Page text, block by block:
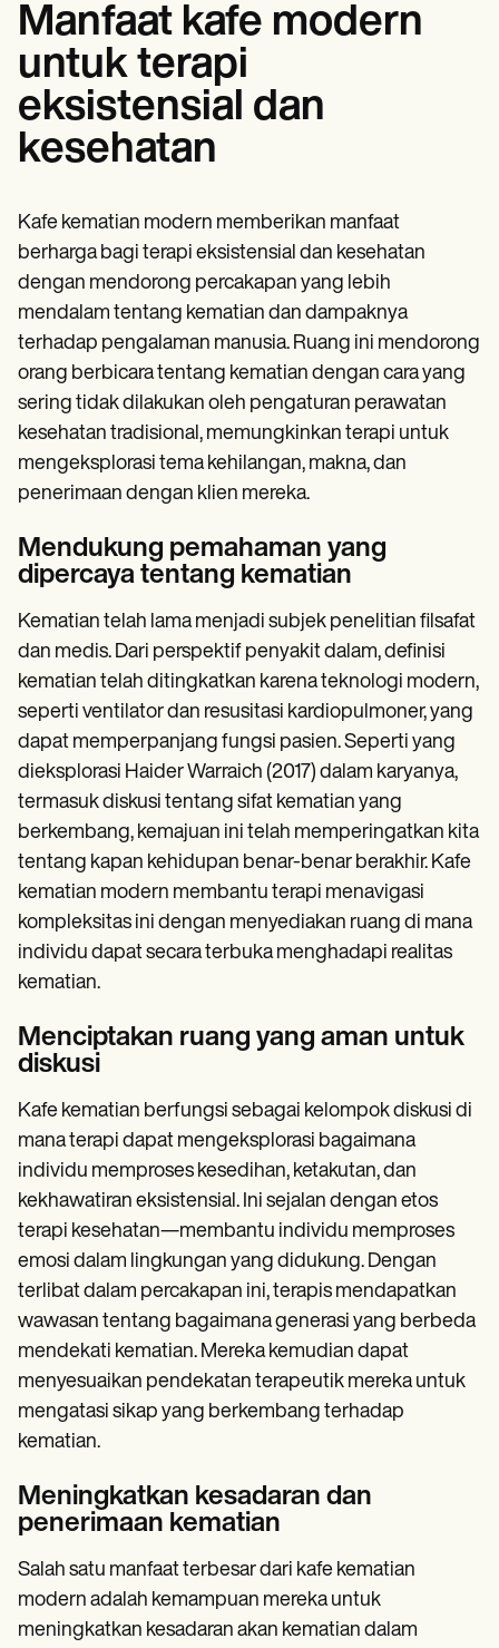
Manfaat kafe modern
untuk terapi
eksistensial dan
kesehatan
Kafe kematian modern memberikan manfaat
berharga bagi terapi eksistensial dan kesehatan
dengan mendorong percakapan yang lebih
mendalam tentang kematian dan dampaknya
terhadap pengalaman manusia. Ruang ini mendorong
orang berbicara tentang kematian dengan cara yang
sering tidak dilakukan oleh pengaturan perawatan
kesehatan tradisional, memungkinkan terapi untuk
mengeksplorasi tema kehilangan, makna, dan
penerimaan dengan klien mereka.
Mendukung pemahaman yang
dipercaya tentang kematian
Kematian telah lama menjadi subjek penelitian filsafat
dan medis. Dari perspektif penyakit dalam, definisi
kematian telah ditingkatkan karena teknologi modern,
seperti ventilator dan resusitasi kardiopulmoner, yang
dapat memperpanjang fungsi pasien. Seperti yang
dieksplorasi Haider Warraich (2017) dalam karyanya,
termasuk diskusi tentang sifat kematian yang
berkembang, kemajuan ini telah memperingatkan kita
tentang kapan kehidupan benar-benar berakhir. Kafe
kematian modern membantu terapi menavigasi
kompleksitas ini dengan menyediakan ruang di mana
individu dapat secara terbuka menghadapi realitas
kematian.
Menciptakan ruang yang aman untuk
diskusi
Kafe kematian berfungsi sebagai kelompok diskusi di
mana terapi dapat mengeksplorasi bagaimana
individu memproses kesedihan, ketakutan, dan
kekhawatiran eksistensial. Ini sejalan dengan etos
terapi kesehatan—membantu individu memproses
emosi dalam lingkungan yang didukung. Dengan
terlibat dalam percakapan ini, terapis mendapatkan
wawasan tentang bagaimana generasi yang berbeda
mendekati kematian. Mereka kemudian dapat
menyesuaikan pendekatan terapeutik mereka untuk
mengatasi sikap yang berkembang terhadap
kematian.
Meningkatkan kesadaran dan
penerimaan kematian
Salah satu manfaat terbesar dari kafe kematian
modern adalah kemampuan mereka untuk
meningkatkan kesadaran akan kematian dalam